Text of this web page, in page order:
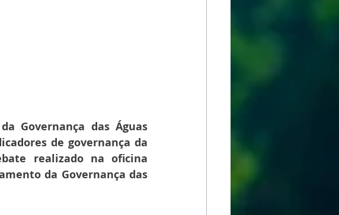
Governança das Águas
de governança da
realizado na oficina
da Governança das